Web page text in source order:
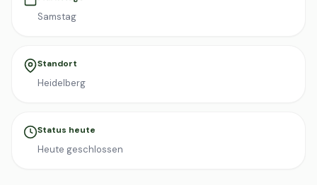
Samstag
Standort
Heidelberg
Status heute
Heute geschlossen